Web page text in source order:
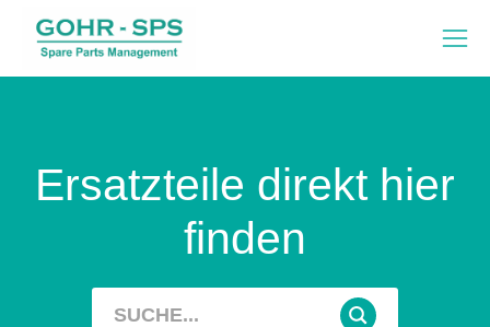
Ersatzteile direkt hier
finden